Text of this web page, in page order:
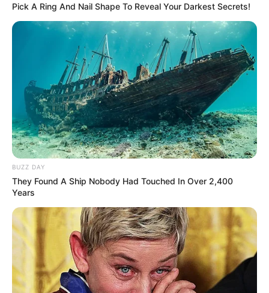
Pick A Ring And Nail Shape To Reveal Your Darkest Secrets!
BUZZ DAY
They Found A Ship Nobody Had Touched In Over 2,400
Years